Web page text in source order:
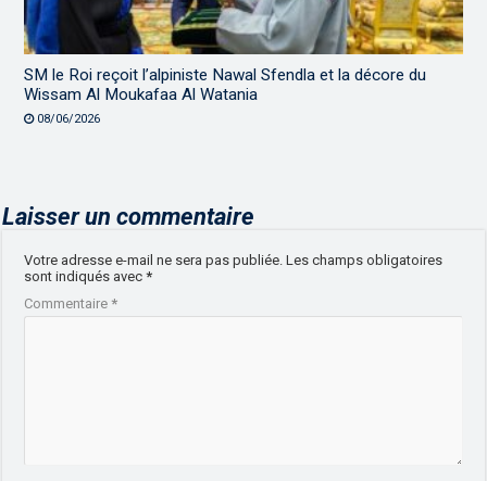
SM le Roi reçoit l’alpiniste Nawal Sfendla et la décore du
Wissam Al Moukafaa Al Watania
08/06/2026
Laisser un commentaire
Votre adresse e-mail ne sera pas publiée. Les champs obligatoires
sont indiqués avec*
Commentaire*